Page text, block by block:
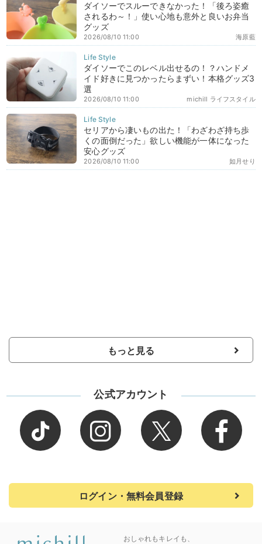
ダイソーでスルーできなかった！「後ろ姿癒
されるわ～！」使い心地も意外と良いお弁当
グッズ
海原藍
2026/08/10 11:00
ダイソーでこのレベル出せるの！？ハンドメ
イド好きに見つかったらまずい！本格グッズ3
選
michill ライフスタイル
2026/08/10 11:00
セリアから凄いもの出た！「わざわざ持ち歩
くの面倒だった」欲しい機能が一体になった
安心グッズ
如月せり
2026/08/10 11:00
もっと見る
公式アカウント
ログイン・無料会員登録
おしゃれもキレイも、